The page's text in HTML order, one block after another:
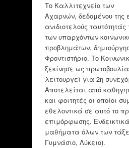
Το Καλλιτεχνείο των
Αχαρνών, δεδομένου της
ανιδιοτελούς
των υπαρχόντων
προβλημάτων,
Φροντιστήριο. Το
ξεκίνησε ως
λειτουργεί για 2η
Αποτελείται από
και φοιτητές οι οποίοι
εθελοντικά σε αυτό το
επιμόρφωσης.
μαθήματα όλων των
Γυμνάσιο, Λύκειο).